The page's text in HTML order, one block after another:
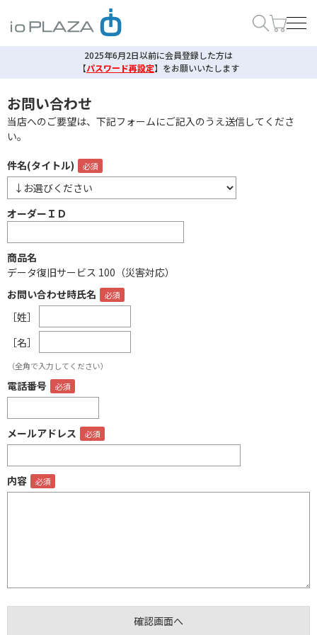
2025年6月2日以前に会員登録した方は
【パスワード再設定】 をお願いいたします
お問い合わせ
当店へのご要望は、下記フォームにご記入のうえ送信してくださ
い。
件名(タイトル)
オーダーＩＤ
商品名
データ復旧サービス 100（災害対応）
お問い合わせ時氏名
［姓］
［名］
（全角で入力してください）
電話番号
メールアドレス
内容